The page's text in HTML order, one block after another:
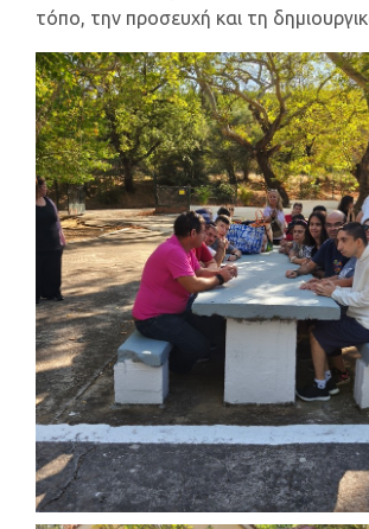
τόπο, την προσευχή και τη